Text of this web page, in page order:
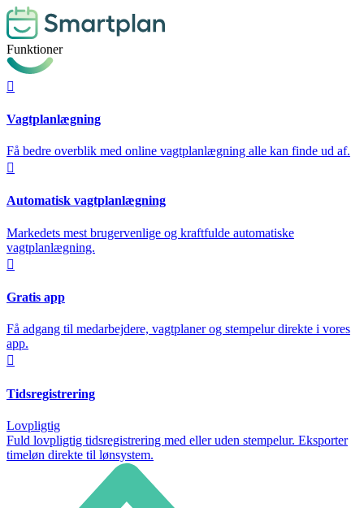
Funktioner

Vagtplanlægning
Få bedre overblik med online vagtplanlægning alle kan finde ud af.

Automatisk vagtplanlægning
Markedets mest brugervenlige og kraftfulde automatiske
vagtplanlægning.

Gratis app
Få adgang til medarbejdere, vagtplaner og stempelur direkte i vores
app.

Tidsregistrering
Lovpligtig
Fuld lovpligtig tidsregistrering med eller uden stempelur. Eksporter
timeløn direkte til lønsystem.